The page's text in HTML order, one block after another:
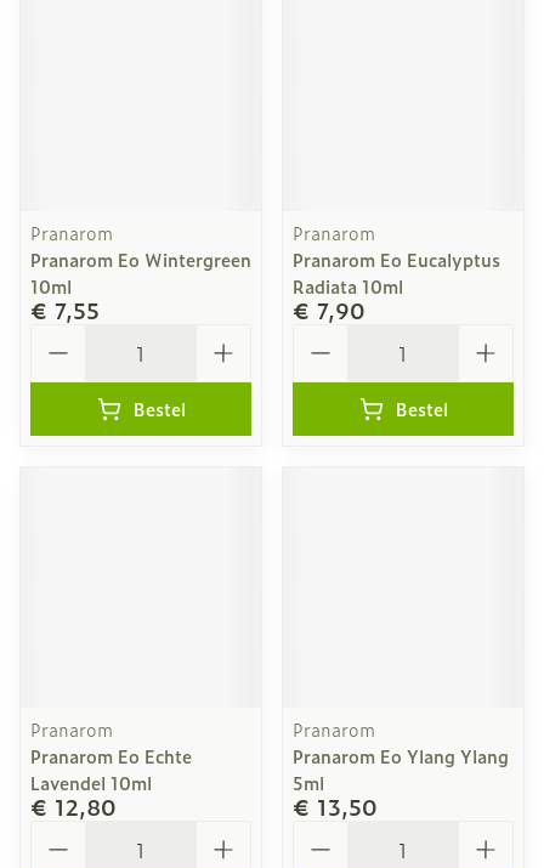
Pranarom
Pranarom Eo Wintergreen
10ml
€ 7,55
Bestel
Pranarom
Pranarom Eo Eucalyptus
Radiata 10ml
€ 7,90
Bestel
Pranarom
Pranarom Eo Echte
Lavendel 10ml
€ 12,80
Pranarom
Pranarom Eo Ylang Ylang
5ml
€ 13,50